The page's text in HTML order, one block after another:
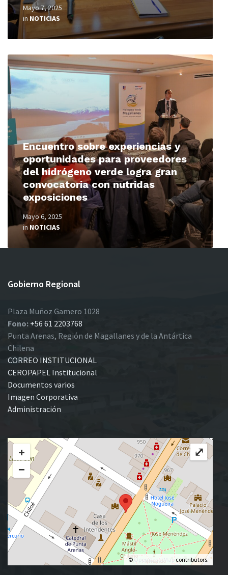
Mayo 7, 2025
in NOTICIAS
Encuentro sobre experiencias y
oportunidades para proveedores
del hidrógeno verde logra gran
convocatoria con nutridas
exposiciones
Mayo 6, 2025
in NOTICIAS
Read
More
Gobierno Regional
Plaza Muñoz Gamero 1028
Fono: +56 61 2203768
Punta Arenas, Región de Magallanes y de la Antártica
Chilena
CORREO INSTITUCIONAL
CEROPAPEL Institucional
Documentos varios
Imagen Corporativa
Administración
+
−
© OpenStreetMap contributors.
⤢